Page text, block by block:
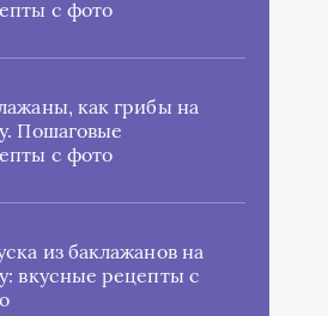
с фото
как грибы на
Пошаговые
с фото
из баклажанов на
вкусные рецепты с